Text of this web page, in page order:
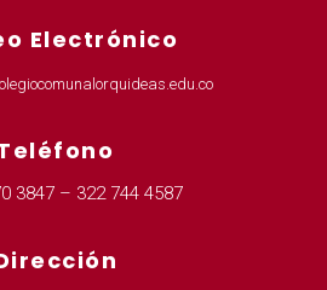
Electrónico
3847 – 322 744 4587